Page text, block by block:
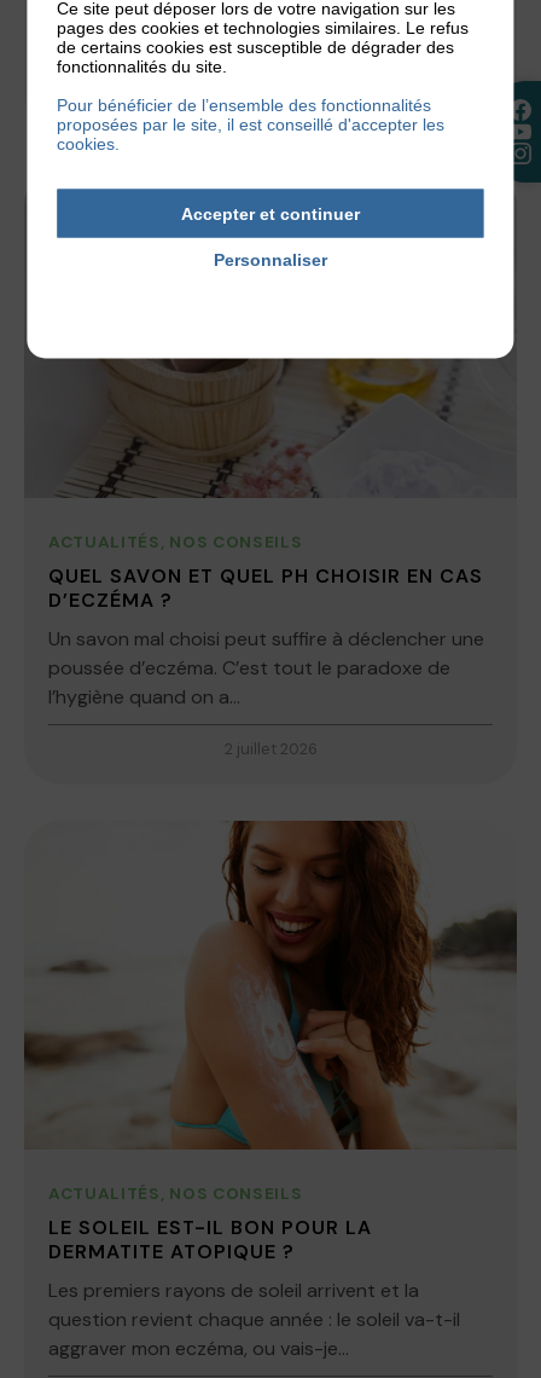
avez peut-être prévu de partir à la plage. Mais qui
dit plage...
30 juillet 2026
ACTUALITÉS, NOS CONSEILS
QUEL SAVON ET QUEL PH CHOISIR EN CAS
D’ECZÉMA ?
Un savon mal choisi peut suffire à déclencher une
poussée d’eczéma. C’est tout le paradoxe de
l’hygiène quand on a...
2 juillet 2026
ACTUALITÉS, NOS CONSEILS
LE SOLEIL EST-IL BON POUR LA
DERMATITE ATOPIQUE ?
Les premiers rayons de soleil arrivent et la
question revient chaque année : le soleil va-t-il
aggraver mon eczéma, ou vais-je...
Ce site peut déposer lors de votre navigation sur les
pages des cookies et technologies similaires. Le refus
de certains cookies est susceptible de dégrader des
fonctionnalités du site.
Pour bénéficier de l’ensemble des fonctionnalités
proposées par le site, il est conseillé d'accepter les
cookies.
Accepter et continuer
Personnaliser